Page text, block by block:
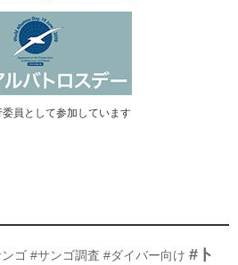
委員として参加しています
ゴ #サンゴ調査 #ダイバー向け #ト